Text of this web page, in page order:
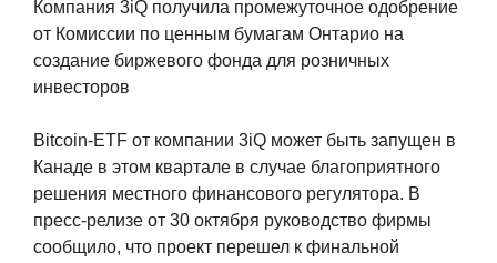
Компания 3iQ получила промежуточное одобрение
от Комиссии по ценным бумагам Онтарио на
создание биржевого фонда для розничных
инвесторов
Bitcoin-ETF от компании 3iQ может быть запущен в
Канаде в этом квартале в случае благоприятного
решения местного финансового регулятора. В
пресс-релизе от 30 октября руководство фирмы
сообщило, что проект перешел к финальной